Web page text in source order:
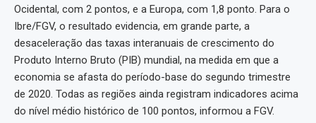
Ocidental, com 2 pontos, e a Europa, com 1,8 ponto. Para o
Ibre/FGV, o resultado evidencia, em grande parte, a
desaceleração das taxas interanuais de crescimento do
Produto Interno Bruto (PIB) mundial, na medida em que a
economia se afasta do período-base do segundo trimestre
de 2020. Todas as regiões ainda registram indicadores acima
do nível médio histórico de 100 pontos, informou a FGV.